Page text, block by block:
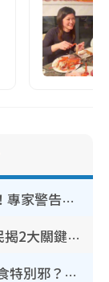
行李清潔｜車轆污糟過馬桶58倍！專家警告忌用酒精抹 教1招免污手除菌
裝修拆鐵閘隨時變賊人目標？網民揭2大關鍵用途：裝新式等於白裝？附新舊鐵閘分別
鬼門開2026｜農曆七月撞正日全食特別邪？專家警告切忌做一事！揭4大禁忌+2招保平安